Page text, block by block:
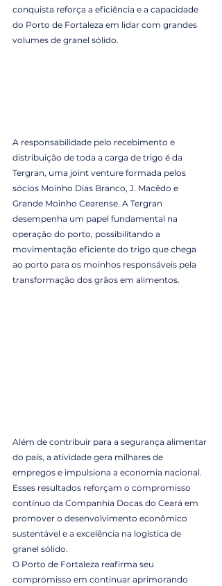
conquista reforça a eficiência e a capacidade
do Porto de Fortaleza em lidar com grandes
volumes de granel sólido.
A responsabilidade pelo recebimento e
distribuição de toda a carga de trigo é da
Tergran, uma joint venture formada pelos
sócios Moinho Dias Branco, J. Macêdo e
Grande Moinho Cearense. A Tergran
desempenha um papel fundamental na
operação do porto, possibilitando a
movimentação eficiente do trigo que chega
ao porto para os moinhos responsáveis pela
transformação dos grãos em alimentos.
Além de contribuir para a segurança alimentar
do país, a atividade gera milhares de
empregos e impulsiona a economia nacional.
Esses resultados reforçam o compromisso
contínuo da Companhia Docas do Ceará em
promover o desenvolvimento econômico
sustentável e a excelência na logística de
granel sólido.
O Porto de Fortaleza reafirma seu
compromisso em continuar aprimorando